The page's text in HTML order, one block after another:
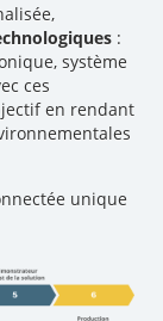
:
système
ces
en rendant
unique